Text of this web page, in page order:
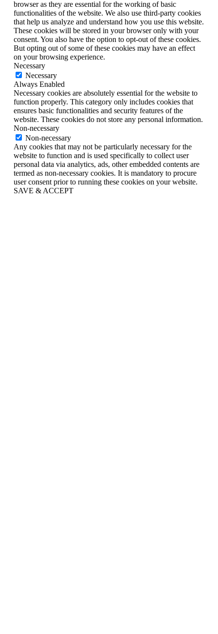
browser as they are essential for the working of basic
functionalities of the website. We also use third-party cookies
that help us analyze and understand how you use this website.
These cookies will be stored in your browser only with your
consent. You also have the option to opt-out of these cookies.
But opting out of some of these cookies may have an effect
on your browsing experience.
Necessary
Necessary
Always Enabled
Necessary cookies are absolutely essential for the website to
function properly. This category only includes cookies that
ensures basic functionalities and security features of the
website. These cookies do not store any personal information.
Non-necessary
Non-necessary
Any cookies that may not be particularly necessary for the
website to function and is used specifically to collect user
personal data via analytics, ads, other embedded contents are
termed as non-necessary cookies. It is mandatory to procure
user consent prior to running these cookies on your website.
SAVE & ACCEPT